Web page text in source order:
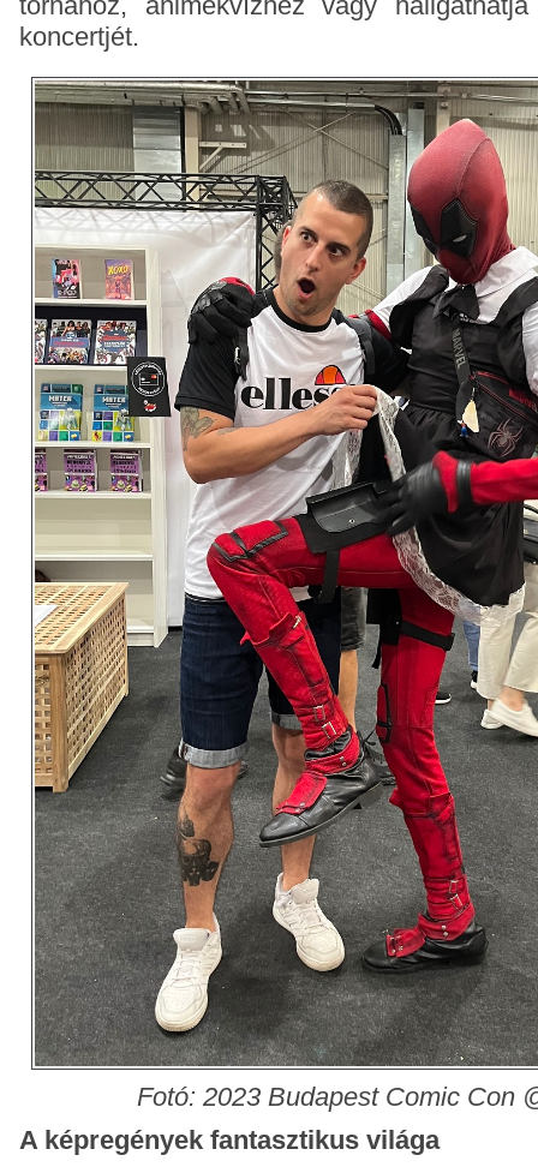
koncertjét.
Fotó: 2023 Budapest Comic Con
A képregények fantasztikus világa